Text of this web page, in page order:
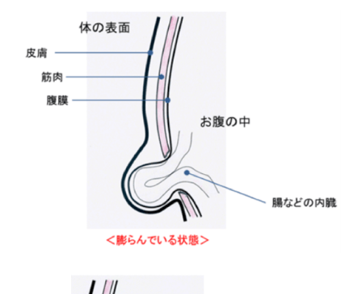
卒後臨床研修
個人情報の取り扱いについて